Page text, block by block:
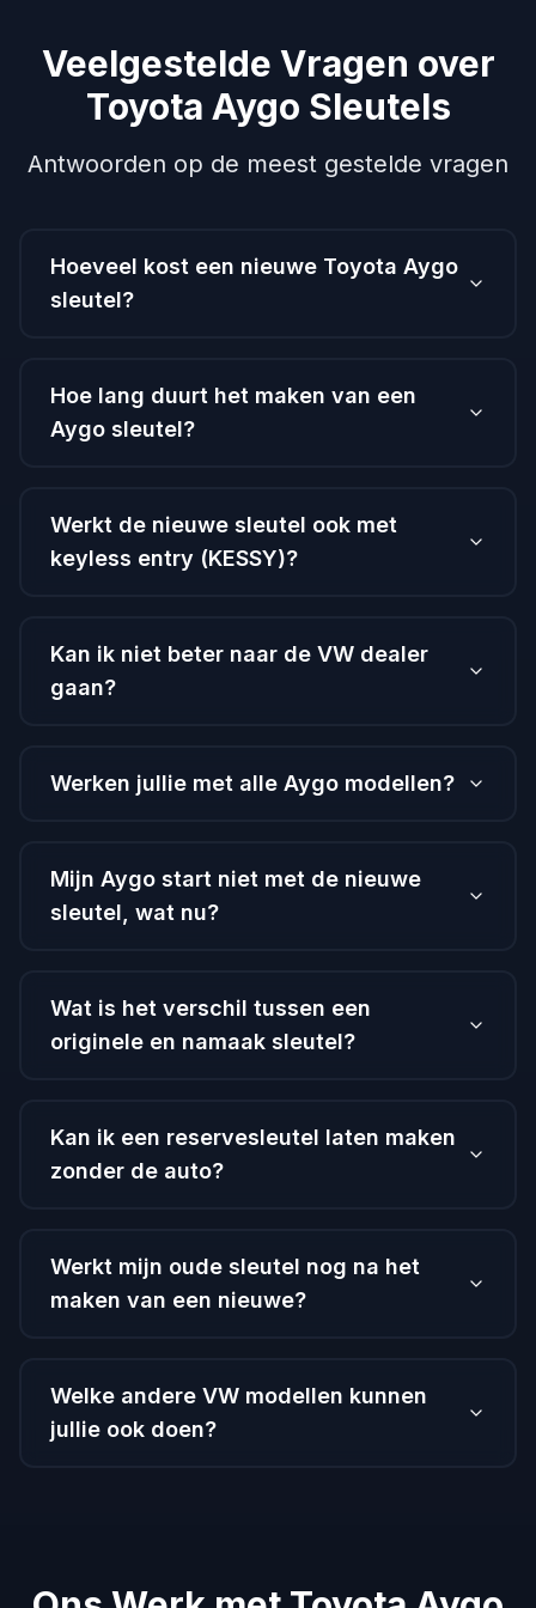
Veelgestelde Vragen over
Toyota Aygo Sleutels
Antwoorden op de meest gestelde vragen
Hoeveel kost een nieuwe Toyota Aygo
sleutel?
Hoe lang duurt het maken van een
Aygo sleutel?
Werkt de nieuwe sleutel ook met
keyless entry (KESSY)?
Kan ik niet beter naar de VW dealer
gaan?
Werken jullie met alle Aygo modellen?
Mijn Aygo start niet met de nieuwe
sleutel, wat nu?
Wat is het verschil tussen een
originele en namaak sleutel?
Kan ik een reservesleutel laten maken
zonder de auto?
Werkt mijn oude sleutel nog na het
maken van een nieuwe?
Welke andere VW modellen kunnen
jullie ook doen?